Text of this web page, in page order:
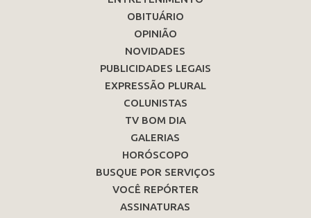
OBITUÁRIO
OPINIÃO
NOVIDADES
PUBLICIDADES LEGAIS
EXPRESSÃO PLURAL
COLUNISTAS
TV BOM DIA
GALERIAS
HORÓSCOPO
BUSQUE POR SERVIÇOS
VOCÊ REPÓRTER
ASSINATURAS